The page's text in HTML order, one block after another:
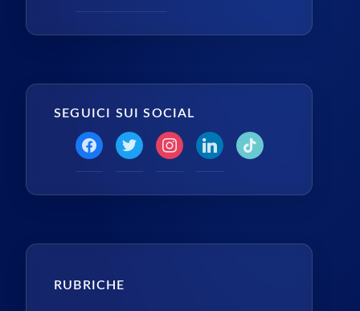
SEGUICI SUI SOCIAL
RUBRICHE